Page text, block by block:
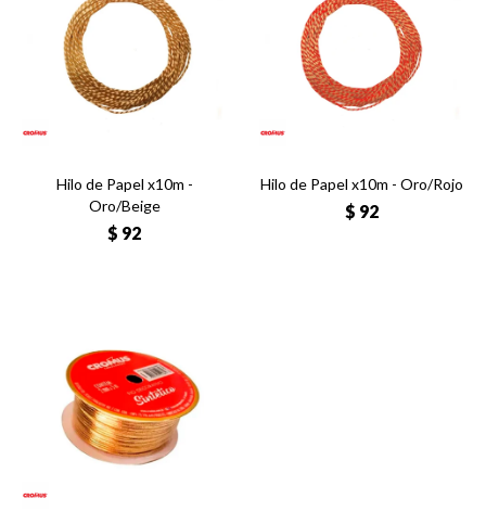
Hilo de Papel x10m -
Oro/Beige
$ 92
Hilo de Papel x10m - Oro/Rojo
$ 92